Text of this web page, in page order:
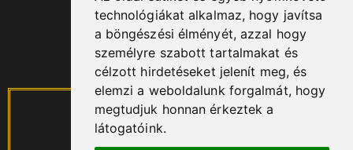
technológiákat alkalmaz, hogy javítsa
a böngészési élményét, azzal hogy
személyre szabott tartalmakat és
célzott hirdetéseket jelenít meg, és
elemzi a weboldalunk forgalmát, hogy
megtudjuk honnan érkeztek a
látogatóink.